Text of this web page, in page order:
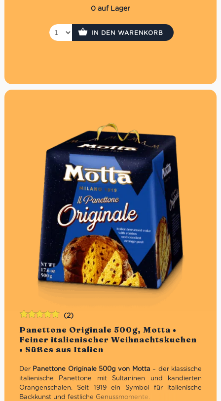
0 auf Lager
IN DEN WARENKORB
Panettone Originale 500g, Motta •
Feiner italienischer Weihnachtskuchen
• Süßes aus Italien
(2)
Der Panettone Originale 500g von Motta – der klassische
italienische Panettone mit Sultaninen und kandierten
Orangenschalen. Seit 1919 ein Symbol für italienische
Backkunst und festliche Genussmomente.
mit5.00von
5